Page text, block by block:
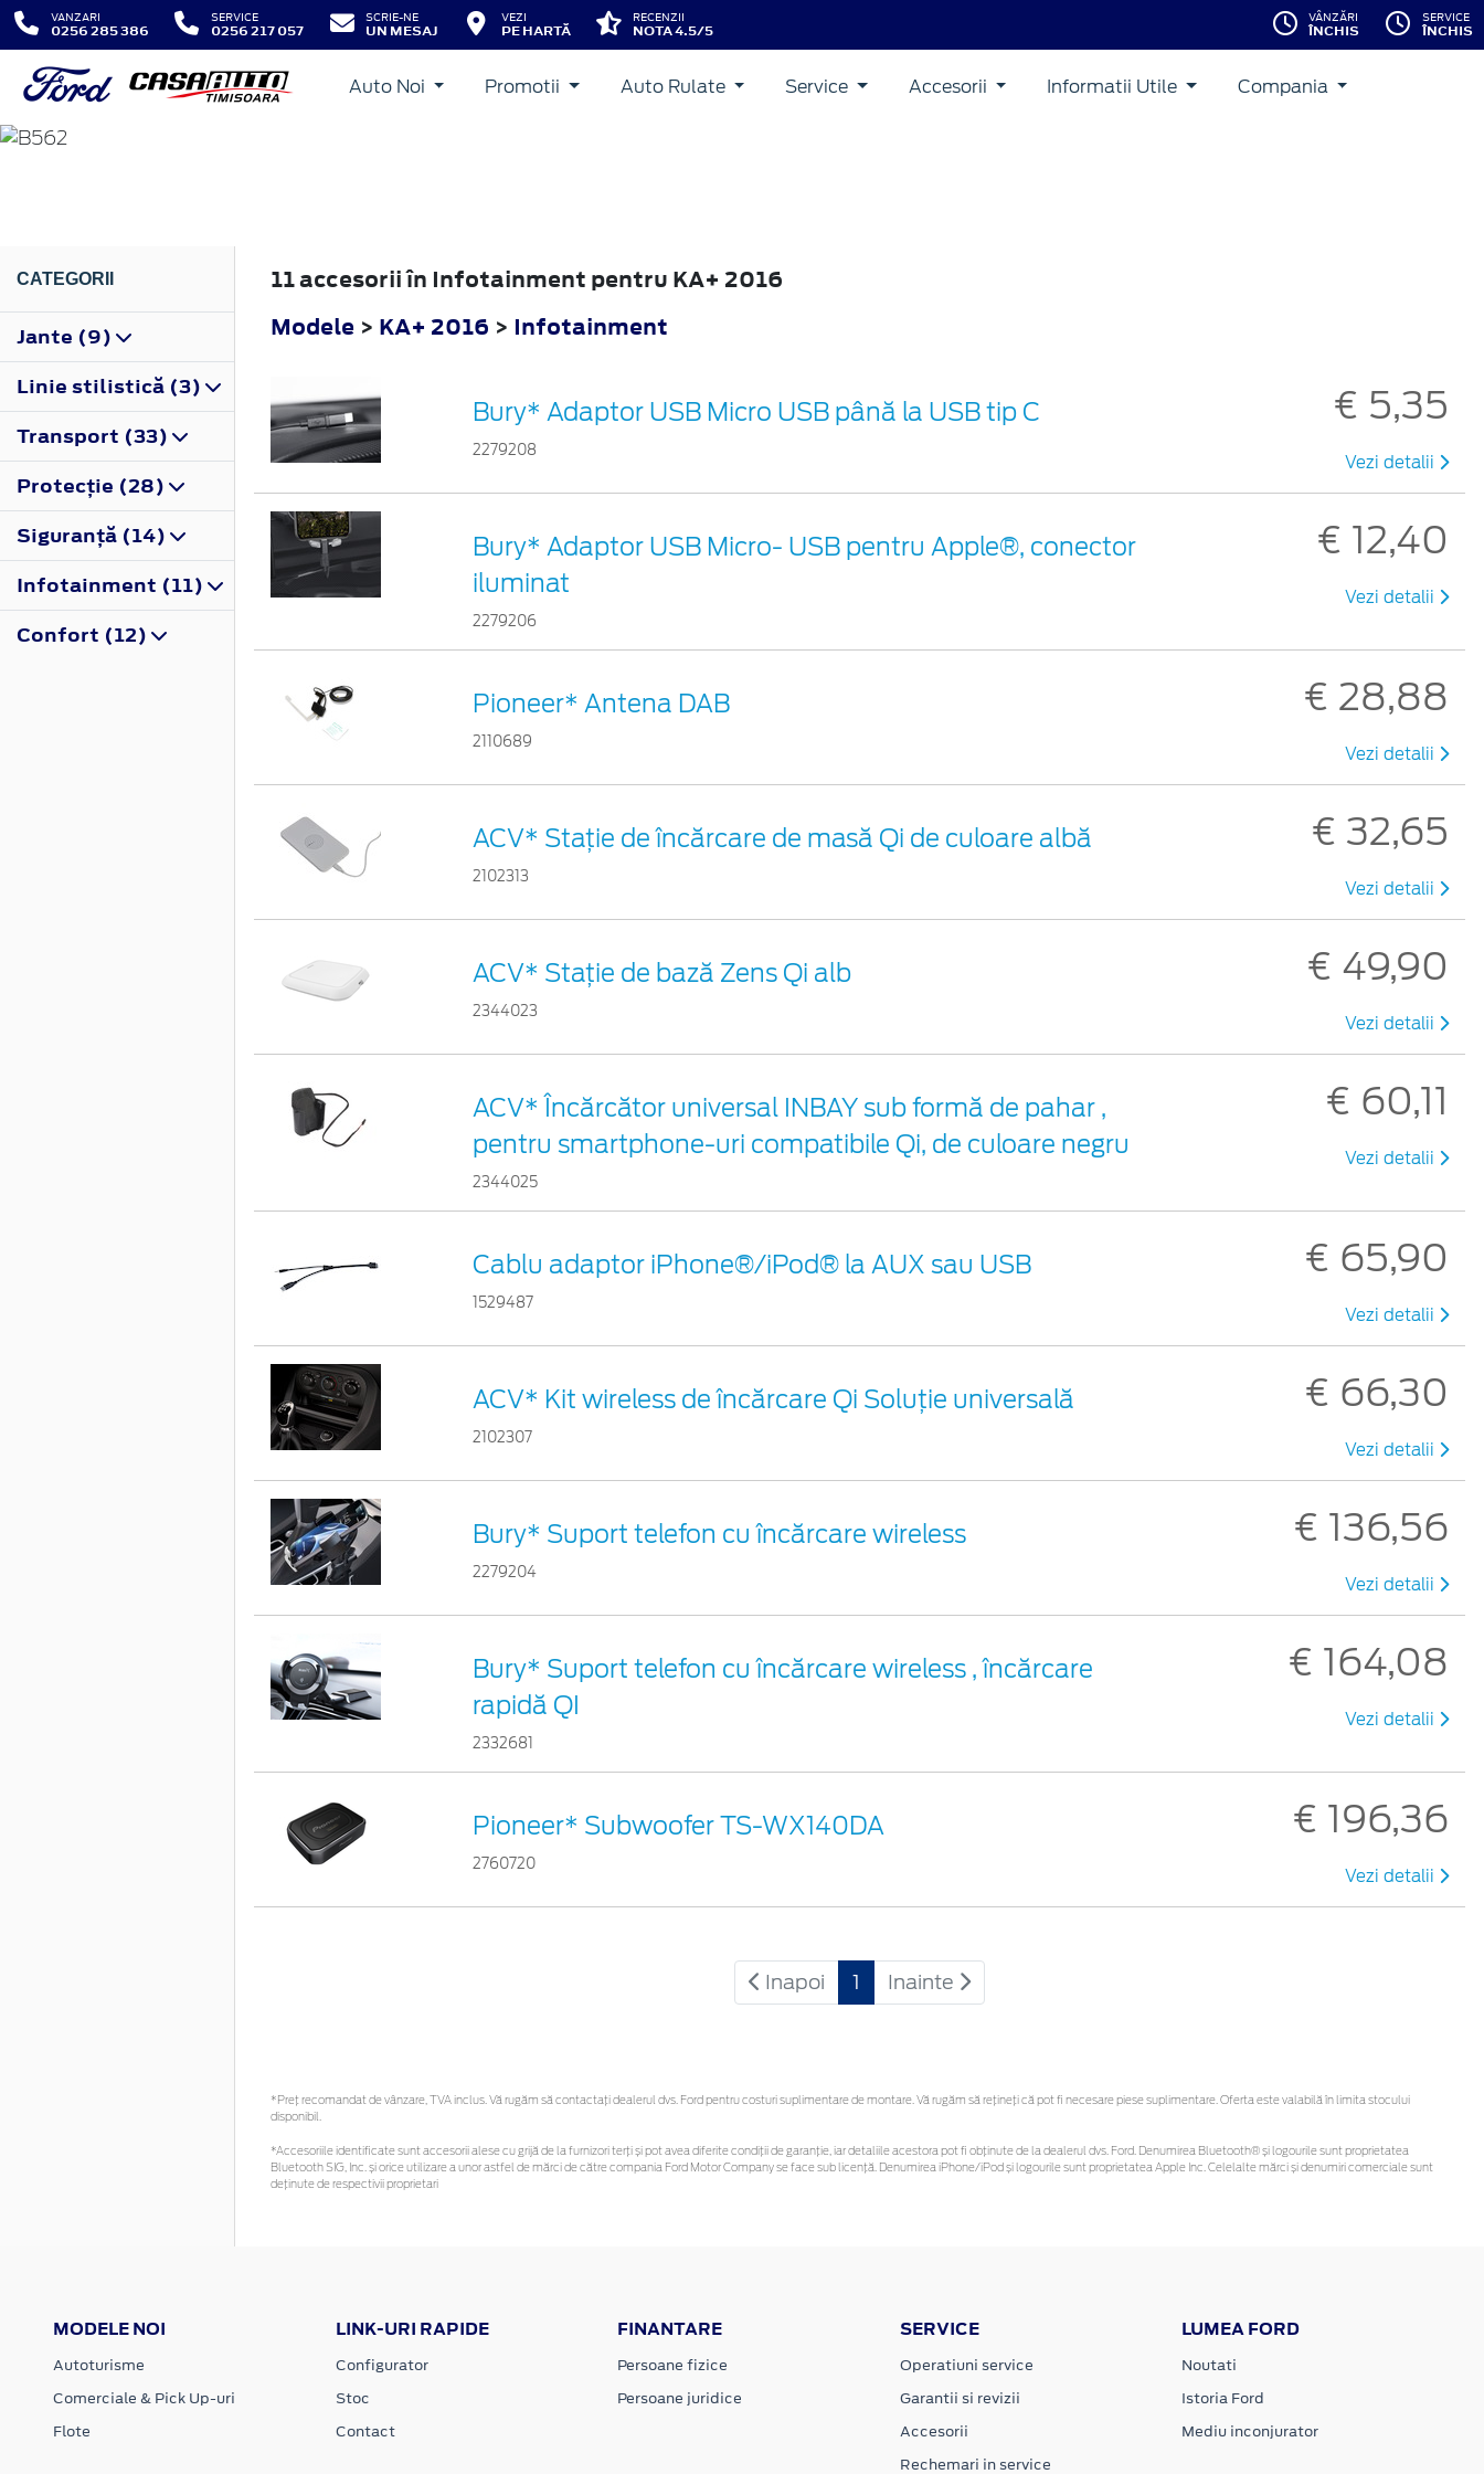
VANZARI
0256 285 386
SERVICE
0256 217 057
SCRIE-NE
UN MESAJ
VEZI
PE HARTĂ
RECENZII
NOTA 4.5/5
VÂNZĂRI
ÎNCHIS
SERVICE
ÎNCHIS
Auto Noi Promotii Auto Rulate Service Accesorii Informatii Utile Compania
KA+
CATEGORII
Jante (9)
Linie stilistică (3)
Transport (33)
Protecţie (28)
Siguranţă (14)
Infotainment (11)
Confort (12)
11 accesorii în Infotainment pentru KA+ 2016
Modele > KA+ 2016 > Infotainment
Bury* Adaptor USB Micro USB până la USB tip C
2279208
€ 5,35
Vezi detalii
Bury* Adaptor USB Micro- USB pentru Apple®, conector
iluminat
2279206
€ 12,40
Vezi detalii
Pioneer* Antena DAB
2110689
€ 28,88
Vezi detalii
ACV* Stație de încărcare de masă Qi de culoare albă
2102313
€ 32,65
Vezi detalii
ACV* Stație de bază Zens Qi alb
2344023
€ 49,90
Vezi detalii
ACV* Încărcător universal INBAY sub formă de pahar ,
pentru smartphone-uri compatibile Qi, de culoare negru
2344025
€ 60,11
Vezi detalii
Cablu adaptor iPhone®/iPod® la AUX sau USB
1529487
€ 65,90
Vezi detalii
ACV* Kit wireless de încărcare Qi Soluție universală
2102307
€ 66,30
Vezi detalii
Bury* Suport telefon cu încărcare wireless
2279204
€ 136,56
Vezi detalii
Bury* Suport telefon cu încărcare wireless , încărcare
rapidă QI
2332681
€ 164,08
Vezi detalii
Pioneer* Subwoofer TS-WX140DA
2760720
€ 196,36
Vezi detalii
Inapoi 1 Inainte
*Preţ recomandat de vânzare, TVA inclus. Vă rugăm să contactaţi dealerul dvs. Ford pentru costuri suplimentare de montare. Vă rugăm să rețineți că pot fi necesare piese suplimentare. Oferta este valabilă în limita stocului
disponibil.
*Accesoriile identificate sunt accesorii alese cu grijă de la furnizori terți și pot avea diferite condiții de garanție, iar detaliile acestora pot fi obținute de la dealerul dvs. Ford. Denumirea Bluetooth® și logourile sunt proprietatea
Bluetooth SIG, Inc. și orice utilizare a unor astfel de mărci de către compania Ford Motor Company se face sub licență. Denumirea iPhone/iPod și logourile sunt proprietatea Apple Inc. Celelalte mărci și denumiri comerciale sunt
deținute de respectivii proprietari
MODELE NOI
Autoturisme
Comerciale & Pick Up-uri
Flote
LINK-URI RAPIDE
Configurator
Stoc
Contact
FINANTARE
Persoane fizice
Persoane juridice
SERVICE
Operatiuni service
Garantii si revizii
Accesorii
Rechemari in service
LUMEA FORD
Noutati
Istoria Ford
Mediu inconjurator